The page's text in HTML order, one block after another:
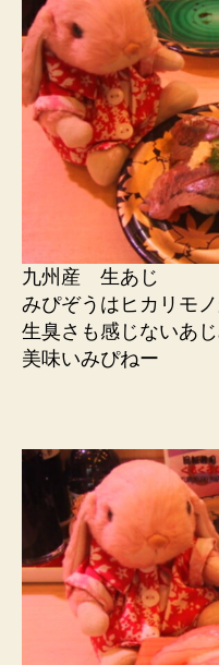
九州産 生あじ
みぴぞうはヒカリモノ
生臭さも感じないあじ
美味いみぴねー